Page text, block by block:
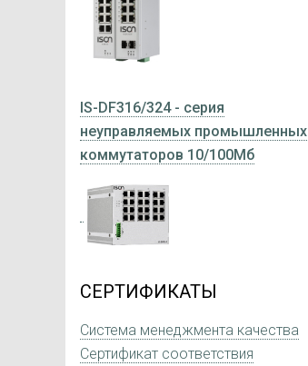
IS-DF316/324 - серия
неуправляемых промышленных
коммутаторов 10/100Мб
СЕРТИФИКАТЫ
Система менеджмента качества
Сертификат соответствия